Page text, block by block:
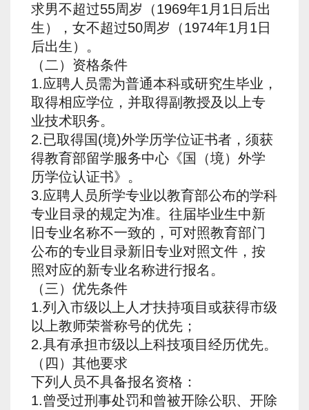
求男不超过55周岁（1969年1月1日后出
生），女不超过50周岁（1974年1月1日
后出生）。
（二）资格条件
1.应聘人员需为普通本科或研究生毕业，
取得相应学位，并取得副教授及以上专
业技术职务。
2.已取得国(境)外学历学位证书者，须获
得教育部留学服务中心《国（境）外学
历学位认证书》。
3.应聘人员所学专业以教育部公布的学科
专业目录的规定为准。往届毕业生中新
旧专业名称不一致的，可对照教育部门
公布的专业目录新旧专业对照文件，按
照对应的新专业名称进行报名。
（三）优先条件
1.列入市级以上人才扶持项目或获得市级
以上教师荣誉称号的优先；
2.具有承担市级以上科技项目经历优先。
（四）其他要求
下列人员不具备报名资格：
1.曾受过刑事处罚和曾被开除公职、开除